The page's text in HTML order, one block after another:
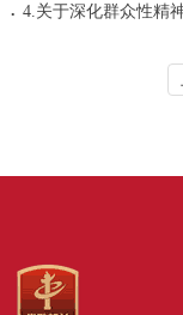
. 4.关于深化群众性精神